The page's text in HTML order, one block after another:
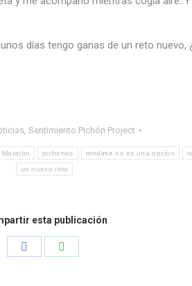
días tengo ganas de un reto nuevo,
, Sentimiento Pichón Project
Maratón pichones rendirse no es una opción
un nuevo reto
esta publicación